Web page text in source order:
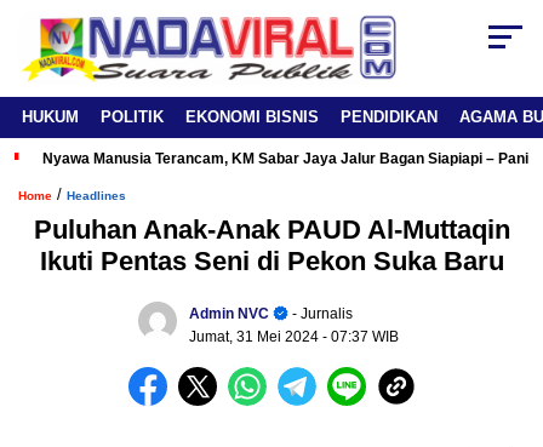
HUKUM POLITIK EKONOMI BISNIS PENDIDIKAN AGAMA
Nyawa Manusia Terancam, KM Sabar Jaya Jalur Bagan Siapiapi –
Home / Headlines
Puluhan Anak-Anak PAUD Al-Muttaqin
Ikuti Pentas Seni di Pekon Suka Baru
Admin NVC
- Jurnalis
Jumat, 31 Mei 2024 - 07:37 WIB